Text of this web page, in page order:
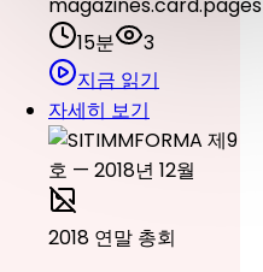
magazines.card.pages
15분
3
지금 읽기
자세히 보기
2018 연말 총회